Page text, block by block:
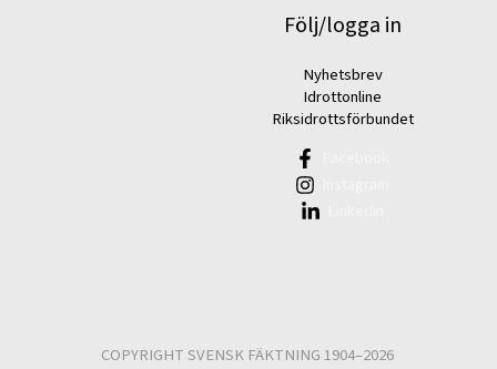
Följ/logga in
Nyhetsbrev
Idrottonline
Riksidrottsförbundet
COPYRIGHT SVENSK FÄKTNING 1904–2026